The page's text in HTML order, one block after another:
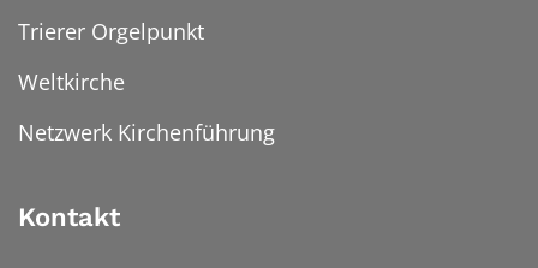
Trierer Orgelpunkt
Weltkirche
Netzwerk Kirchenführung
Kontakt